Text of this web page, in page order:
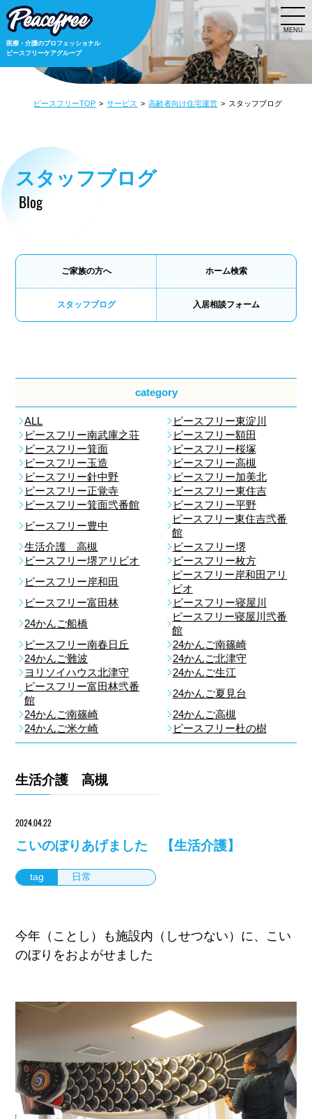
医療・介護のプロフェッショナル
ピースフリーケアグループ
MENU
ピースフリーTOP サービス 高齢者向け住宅運営 スタッフブログ
スタッフブログ
Blog
ご家族の方へ ホーム検索
スタッフブログ 入居相談フォーム
category
ALL
ピースフリー東淀川
ピースフリー南武庫之荘
ピースフリー額田
ピースフリー箕面
ピースフリー桜塚
ピースフリー玉造
ピースフリー高槻
ピースフリー針中野
ピースフリー加美北
ピースフリー正覚寺
ピースフリー東住吉
ピースフリー箕面弐番館
ピースフリー平野
ピースフリー豊中
ピースフリー東住吉弐番
館
生活介護 高槻
ピースフリー堺
ピースフリー堺アリビオ
ピースフリー枚方
ピースフリー岸和田
ピースフリー岸和田アリ
ビオ
ピースフリー富田林
ピースフリー寝屋川
24かんご船橋
ピースフリー寝屋川弐番
館
ピースフリー南春日丘
24かんご南篠崎
24かんご難波
24かんご北津守
ヨリソイハウス北津守
24かんご生江
ピースフリー富田林弐番
館
24かんご夏見台
24かんご南篠崎
24かんご高槻
24かんご米ケ崎
ピースフリー杜の樹
生活介護 高槻
2024.04.22
こいのぼりあげました 【生活介護】
tag 日常
今年（ことし）も施設内（しせつない）に、こい
のぼりをおよがせました